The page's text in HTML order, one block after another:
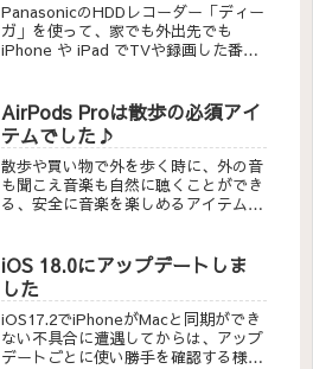
PanasonicのHDDレコーダー「ディー
ガ」を使って、家でも外出先でも
iPhone や iPad でTVや録画した番組
AirPods Proは散歩の必須アイ
テムでした♪
散歩や買い物で外を歩く時に、外の音
も聞こえ音楽も自然に聴くことができ
る、安全に音楽を楽しめるアイテムで
iOS 18.0にアップデートしま
した
iOS17.2でiPhoneがMacと同期ができ
ない不具合に遭遇してからは、アップ
デートごとに使い勝手を確認する様に